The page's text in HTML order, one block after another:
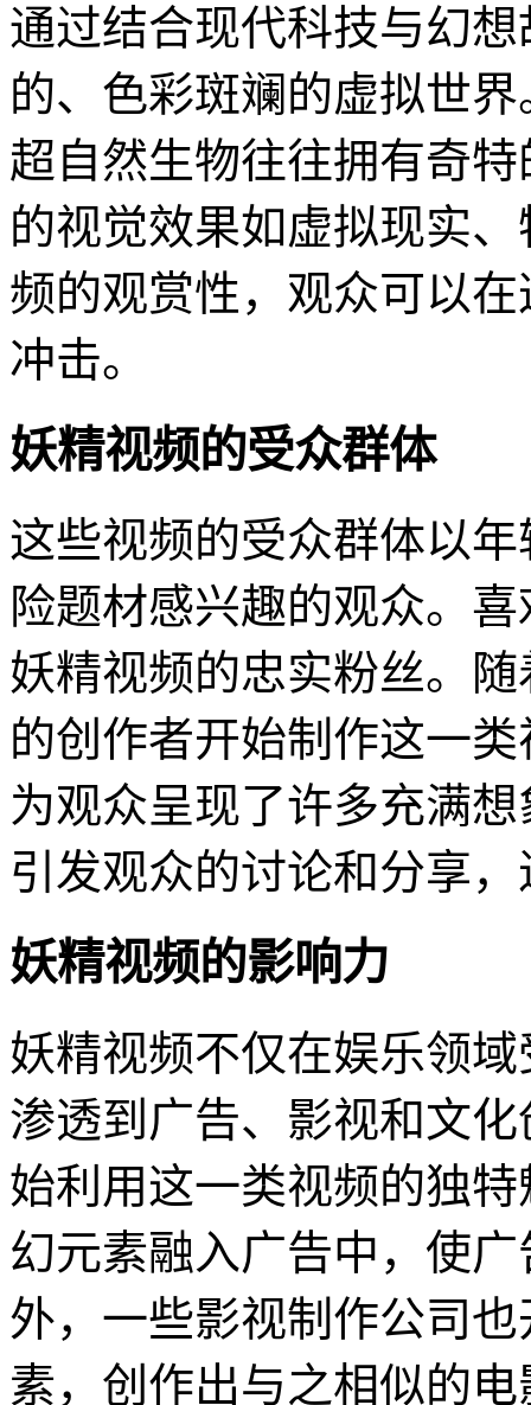
通过结合现代科技与幻
的、色彩斑斓的虚拟世
超自然生物往往拥有奇
的视觉效果如虚拟现实
频的观赏性，观众可以
冲击。
妖精视频的受众群体
这些视频的受众群体以
险题材感兴趣的观众。
妖精视频的忠实粉丝。
的创作者开始制作这一
为观众呈现了许多充满
引发观众的讨论和分享
妖精视频的影响力
妖精视频不仅在娱乐领
渗透到广告、影视和文
始利用这一类视频的独
幻元素融入广告中，使
外，一些影视制作公司
素，创作出与之相似的